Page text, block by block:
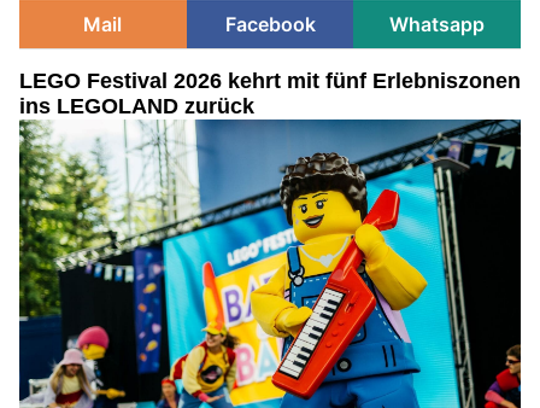
Mail
Facebook Whatsapp
LEGO Festival 2026 kehrt mit fünf Erlebniszonen
ins LEGOLAND zurück